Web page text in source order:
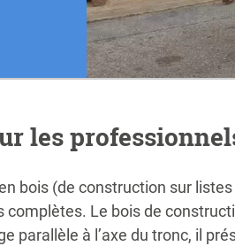
les
bois (de construction sur
Le bois de
parallèle à l’axe du tronc, il